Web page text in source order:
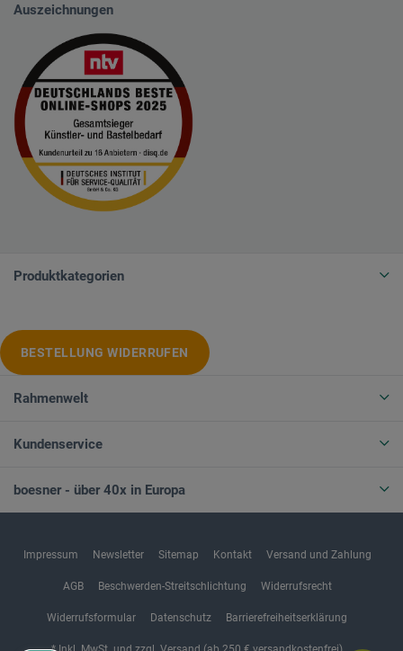
Auszeichnungen
Produktkategorien
BESTELLUNG WIDERRUFEN
Rahmenwelt
Kundenservice
boesner - über 40x in Europa
Impressum Newsletter Sitemap Kontakt Versand und Zahlung
AGB Beschwerden-Streitschlichtung Widerrufsrecht
Widerrufsformular Datenschutz Barrierefreiheitserklärung